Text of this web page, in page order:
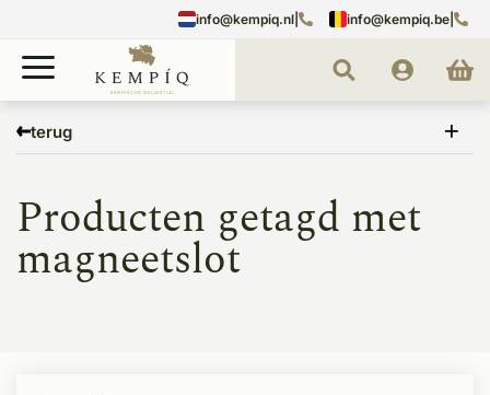
info@kempiq.nl info@kempiq.be
terug
magneetslot
Producten getagd met
magneetslot